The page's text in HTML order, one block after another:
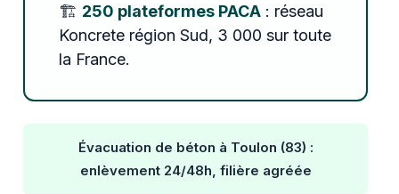
🏗️ 250 plateformes PACA: réseau
Koncrete région Sud, 3 000 sur toute
la France.
Évacuation de béton à Toulon (83) :
enlèvement 24/48h, filière agréée